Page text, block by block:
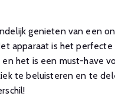
genieten van een
apparaat is het
het is een must-have
te beluisteren en te